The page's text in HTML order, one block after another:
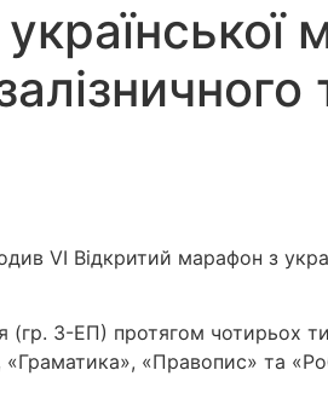
VI Відкритий марафон з
3-ЕП) протягом чотирьох
«Правопис» та